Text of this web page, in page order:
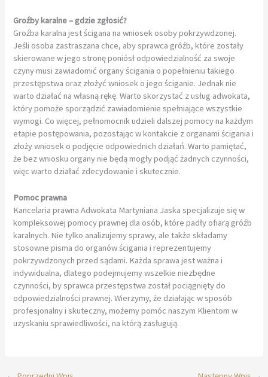
Groźby karalne – gdzie zgłosić?
Groźba karalna jest ścigana na wniosek osoby pokrzywdzonej.
Jeśli osoba zastraszana chce, aby sprawca gróźb, które zostały
skierowane w jego stronę poniósł odpowiedzialność za swoje
czyny musi zawiadomić organy ścigania o popełnieniu takiego
przestępstwa oraz złożyć wniosek o jego ściganie. Jednak nie
warto działać na własną rękę. Warto skorzystać z usług adwokata,
który pomoże sporządzić zawiadomienie spełniające wszystkie
wymogi. Co więcej, pełnomocnik udzieli dalszej pomocy na każdym
etapie postępowania, pozostając w kontakcie z organami ścigania i
złoży wniosek o podjęcie odpowiednich działań. Warto pamiętać,
że bez wniosku organy nie będą mogły podjąć żadnych czynności,
więc warto działać zdecydowanie i skutecznie.
Pomoc prawna
Kancelaria prawna Adwokata Martyniana Jaska specjalizuje się w
kompleksowej pomocy prawnej dla osób, które padły ofiarą gróźb
karalnych. Nie tylko analizujemy sprawy, ale także składamy
stosowne pisma do organów ścigania i reprezentujemy
pokrzywdzonych przed sądami. Każda sprawa jest ważna i
indywidualna, dlatego podejmujemy wszelkie niezbędne
czynności, by sprawca przestępstwa został pociągnięty do
odpowiedzialności prawnej. Wierzymy, że działając w sposób
profesjonalny i skuteczny, możemy pomóc naszym Klientom w
uzyskaniu sprawiedliwości, na którą zasługują.